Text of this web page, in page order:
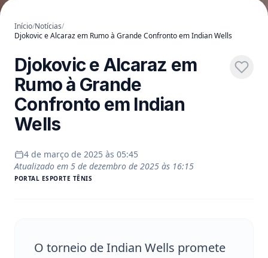
Início/Notícias/
Djokovic e Alcaraz em Rumo à Grande Confronto em Indian Wells
Djokovic e Alcaraz em
Rumo à Grande
Confronto em Indian
Wells
4 de março de 2025 às 05:45
Atualizado em 5 de dezembro de 2025 às 16:15
PORTAL ESPORTE TÊNIS
O torneio de Indian Wells promete